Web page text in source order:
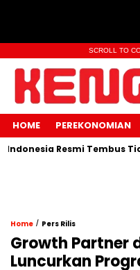
SCROLL TO
HOME PEREKONOMIAN
Resmi Tembus
Home / Pers Rilis
Growth Partner
Luncurkan